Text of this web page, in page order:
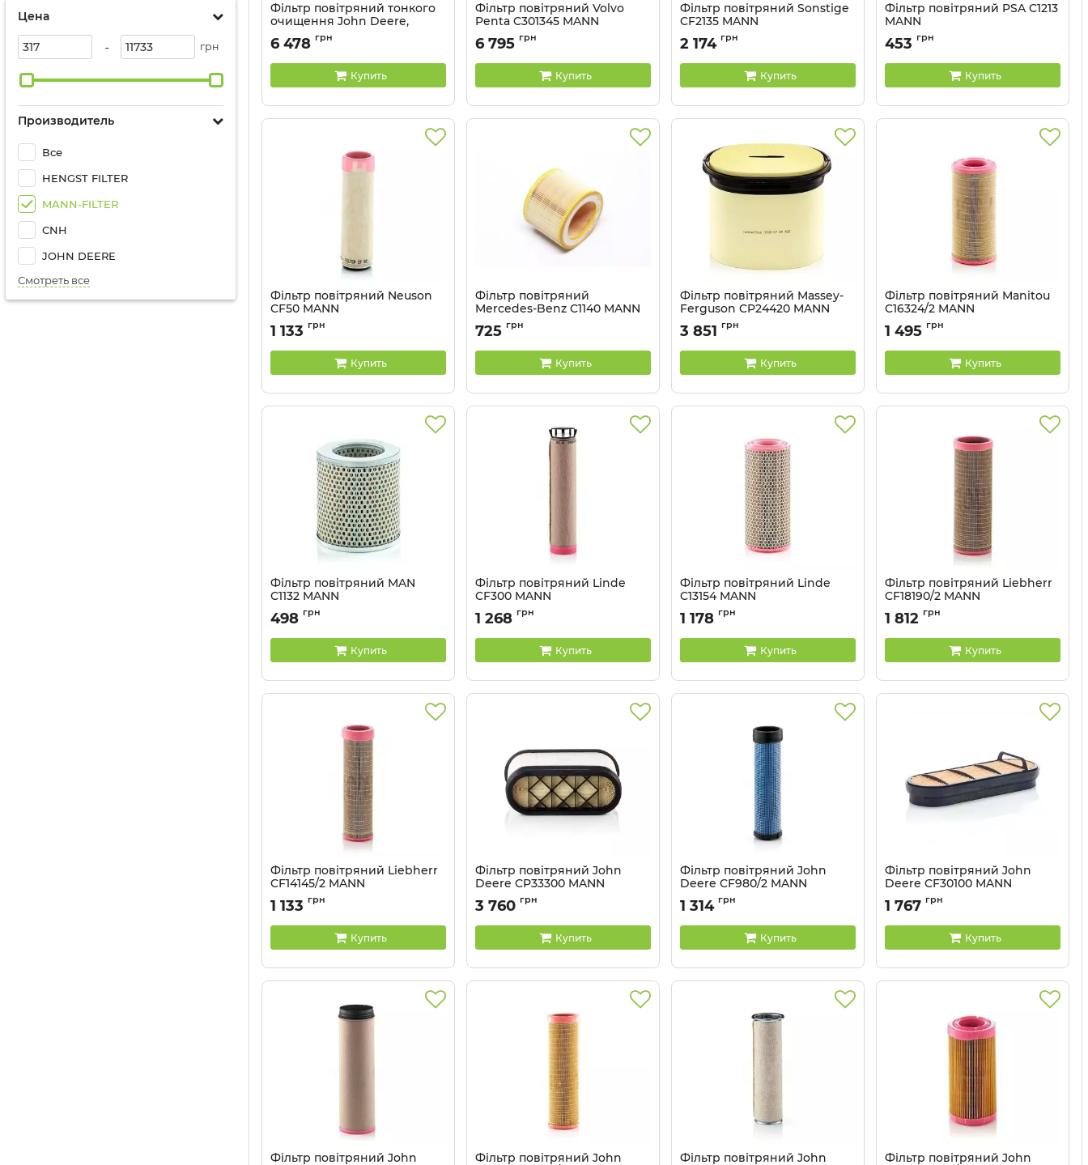
Цена
- грн
Производитель
Все
HENGST FILTER
MANN-FILTER
CNH
JOHN DEERE
Смотреть все
Фільтр повітряний тонкого
очищення John Deere,
Liebherr, Fendt (AT411949)
MANN
Артикул: C281460
6 478 грн
Купить
Фільтр повітряний Volvo
Penta C301345 MANN
Артикул: C301345
6 795 грн
Купить
Фільтр повітряний Sonstige
CF2135 MANN
Артикул: CF2135
2 174 грн
Купить
Фільтр повітряний PSA C1213
MANN
Артикул: C1213
453 грн
Купить
Фільтр повітряний Neuson
CF50 MANN
Артикул: CF50
1 133 грн
Купить
Фільтр повітряний
Mercedes-Benz C1140 MANN
Артикул: C1140
725 грн
Купить
Фільтр повітряний Massey-
Ferguson CP24420 MANN
Артикул: CP24420
3 851 грн
Купить
Фільтр повітряний Manitou
C16324/2 MANN
Артикул: C16324/2
1 495 грн
Купить
Фільтр повітряний MAN
C1132 MANN
Артикул: C1132
498 грн
Купить
Фільтр повітряний Linde
CF300 MANN
Артикул: CF300
1 268 грн
Купить
Фільтр повітряний Linde
C13154 MANN
Артикул: C13154
1 178 грн
Купить
Фільтр повітряний Liebherr
CF18190/2 MANN
Артикул: CF18190/2
1 812 грн
Купить
Фільтр повітряний Liebherr
CF14145/2 MANN
Артикул: CF14145/2
1 133 грн
Купить
Фільтр повітряний John
Deere CP33300 MANN
Артикул: CP33300
3 760 грн
Купить
Фільтр повітряний John
Deere CF980/2 MANN
Артикул: CF980/2
1 314 грн
Купить
Фільтр повітряний John
Deere CF30100 MANN
Артикул: CF30100
1 767 грн
Купить
Фільтр повітряний John
Фільтр повітряний John
Фільтр повітряний John
Фільтр повітряний John